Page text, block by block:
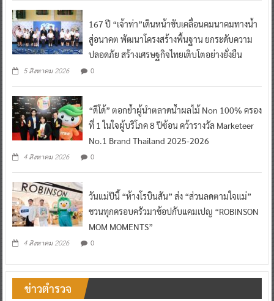
167 ปี “เจ้าท่า”เดินหน้าขับเคลื่อนคมนาคมทางน้ำ
สู่อนาคต พัฒนาโครงสร้างพื้นฐาน ยกระดับความ
ปลอดภัย สร้างเศรษฐกิจไทยเติบโตอย่างยั่งยืน
5 สิงหาคม 2026 0
“ดีโด้” ตอกย้ำผู้นำตลาดน้ำผลไม้ Non 100% ครอง
ที่ 1 ในใจผู้บริโภค 8 ปีซ้อน คว้ารางวัล Marketeer
No.1 Brand Thailand 2025-2026
4 สิงหาคม 2026 0
วันแม่ปีนี้ “ห้างโรบินสัน” ส่ง “ส่วนลดตามใจแม่”
ชวนทุกครอบครัวมาช้อปกับแคมเปญ “ROBINSON
MOM MOMENTS”
4 สิงหาคม 2026 0
ข่าวตำรวจ